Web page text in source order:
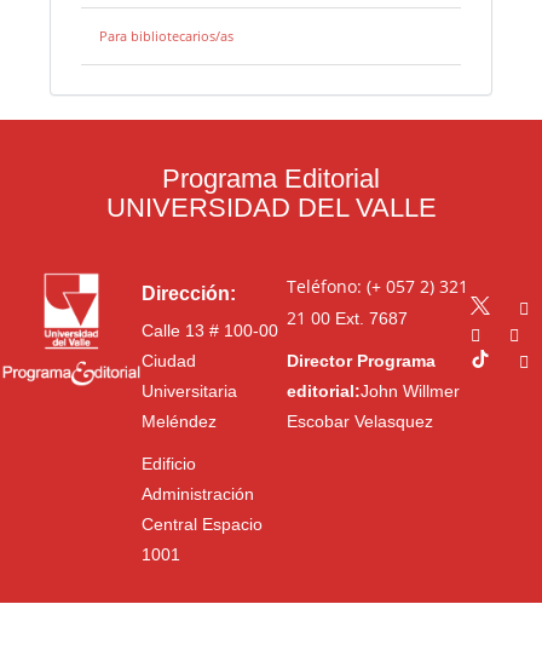
Para bibliotecarios/as
Programa Editorial
UNIVERSIDAD DEL VALLE
Dirección:
Calle 13 # 100-00
Ciudad
Universitaria
Meléndez
Edificio
Administración
Central Espacio
1001
Teléfono: (+ 057 2) 321
21 00Ext. 7687
Director Programa
editorial:John Willmer
Escobar Velasquez